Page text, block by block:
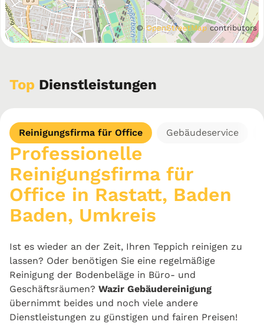
©OpenStreetMap contributors
Top Dienstleistungen
Reinigungsfirma für Office Gebäudeservice
Professionelle
Reinigungsfirma für
Office in Rastatt, Baden
Baden, Umkreis
Ist es wieder an der Zeit, Ihren Teppich reinigen zu
lassen? Oder benötigen Sie eine regelmäßige
Reinigung der Bodenbeläge in Büro- und
Geschäftsräumen? Wazir Gebäudereinigung
übernimmt beides und noch viele andere
Dienstleistungen zu günstigen und fairen Preisen!